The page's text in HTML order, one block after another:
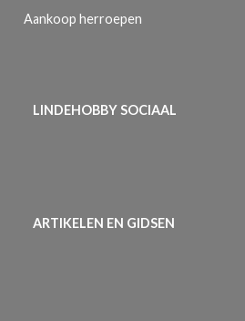
Aankoop herroepen
LINDEHOBBY SOCIAAL
ARTIKELEN EN GIDSEN